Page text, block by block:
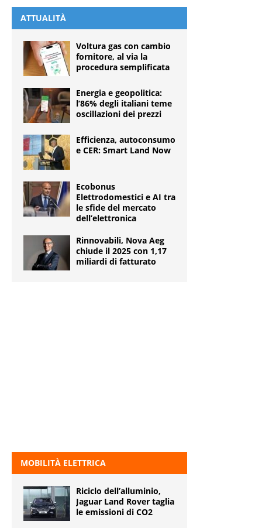
ATTUALITÀ
Voltura gas con cambio
fornitore, al via la
procedura semplificata
Energia e geopolitica:
l’86% degli italiani teme
oscillazioni dei prezzi
Efficienza, autoconsumo
e CER: Smart Land Now
Ecobonus
Elettrodomestici e AI tra
le sfide del mercato
dell’elettronica
Rinnovabili, Nova Aeg
chiude il 2025 con 1,17
miliardi di fatturato
MOBILITÀ ELETTRICA
Riciclo dell’alluminio,
Jaguar Land Rover taglia
le emissioni di CO2